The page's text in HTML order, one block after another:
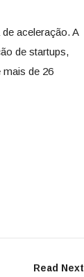
aceleração. A
de startups,
de 26
Read Next